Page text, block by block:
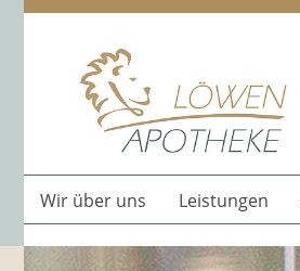
Wir über uns Leistungen